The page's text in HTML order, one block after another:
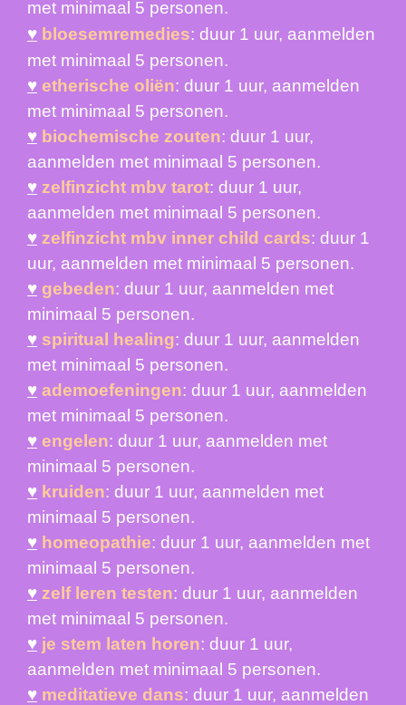
met minimaal 5 personen.
♥ bloesemremedies: duur 1 uur, aanmelden
met minimaal 5 personen.
♥ etherische oliën: duur 1 uur, aanmelden
met minimaal 5 personen.
♥ biochemische zouten: duur 1 uur,
aanmelden met minimaal 5 personen.
♥ zelfinzicht mbv tarot: duur 1 uur,
aanmelden met minimaal 5 personen.
♥ zelfinzicht mbv inner child cards: duur 1
uur, aanmelden met minimaal 5 personen.
♥ gebeden: duur 1 uur, aanmelden met
minimaal 5 personen.
♥ spiritual healing: duur 1 uur, aanmelden
met minimaal 5 personen.
♥ ademoefeningen: duur 1 uur, aanmelden
met minimaal 5 personen.
♥ engelen: duur 1 uur, aanmelden met
minimaal 5 personen.
♥ kruiden: duur 1 uur, aanmelden met
minimaal 5 personen.
♥ homeopathie: duur 1 uur, aanmelden met
minimaal 5 personen.
♥ zelf leren testen: duur 1 uur, aanmelden
met minimaal 5 personen.
♥ je stem laten horen: duur 1 uur,
aanmelden met minimaal 5 personen.
♥ meditatieve dans: duur 1 uur, aanmelden